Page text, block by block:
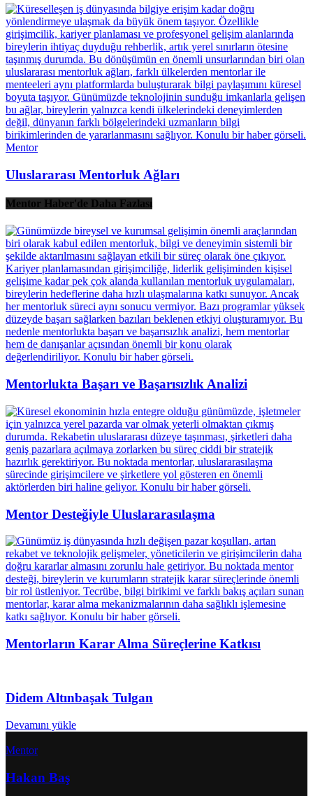
Mentor
Uluslararası Mentorluk Ağları
Mentor Haber'de Daha Fazlası
Mentorlukta Başarı ve Başarısızlık Analizi
Mentor Desteğiyle Uluslararasılaşma
Mentorların Karar Alma Süreçlerine Katkısı
Didem Altınbaşak Tulgan
Devamını yükle
Mentor
Hakan Baş